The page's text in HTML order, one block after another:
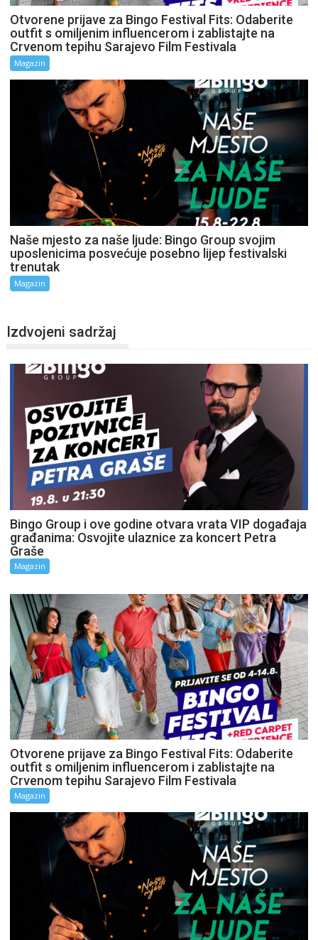
Otvorene prijave za Bingo Festival Fits: Odaberite
outfit s omiljenim influencerom i zablistajte na
Crvenom tepihu Sarajevo Film Festivala
Magazin
Naše mjesto za naše ljude: Bingo Group svojim
uposlenicima posvećuje posebno lijep festivalski
trenutak
Magazin
Izdvojeni sadržaj
Bingo Group i ove godine otvara vrata VIP događaja
građanima: Osvojite ulaznice za koncert Petra
Graše
Magazin
Otvorene prijave za Bingo Festival Fits: Odaberite
outfit s omiljenim influencerom i zablistajte na
Crvenom tepihu Sarajevo Film Festivala
Magazin